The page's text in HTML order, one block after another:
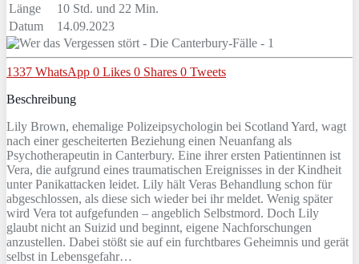
Länge
10 Std. und 22 Min.
Datum
14.09.2023
1337 WhatsApp 0 Likes 0 Shares 0 Tweets
Beschreibung
Lily Brown, ehemalige Polizeipsychologin bei Scotland Yard, wagt
nach einer gescheiterten Beziehung einen Neuanfang als
Psychotherapeutin in Canterbury. Eine ihrer ersten Patientinnen ist
Vera, die aufgrund eines traumatischen Ereignisses in der Kindheit
unter Panikattacken leidet. Lily hält Veras Behandlung schon für
abgeschlossen, als diese sich wieder bei ihr meldet. Wenig später
wird Vera tot aufgefunden – angeblich Selbstmord. Doch Lily
glaubt nicht an Suizid und beginnt, eigene Nachforschungen
anzustellen. Dabei stößt sie auf ein furchtbares Geheimnis und gerät
selbst in Lebensgefahr…